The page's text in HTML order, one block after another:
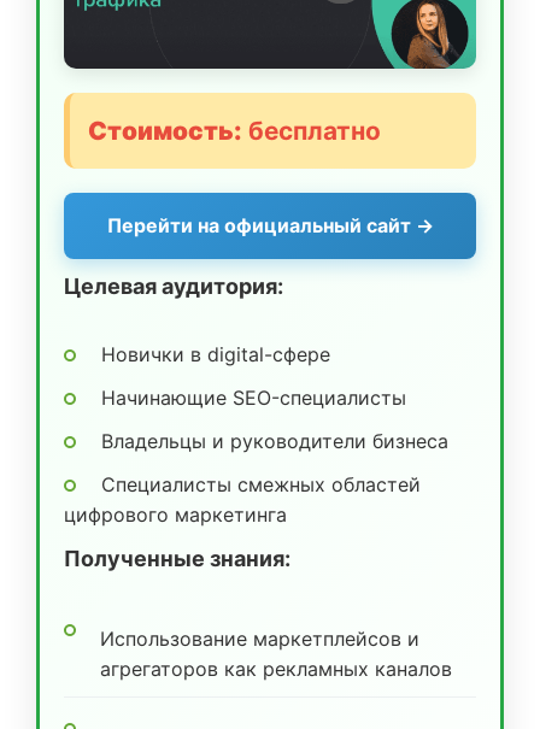
Стоимость: бесплатно
Перейти на официальный сайт →
Целевая аудитория:
Новички в digital-сфере
Начинающие SEO-специалисты
Владельцы и руководители бизнеса
Специалисты смежных областей
цифрового маркетинга
Полученные знания:
Использование маркетплейсов и
агрегаторов как рекламных каналов